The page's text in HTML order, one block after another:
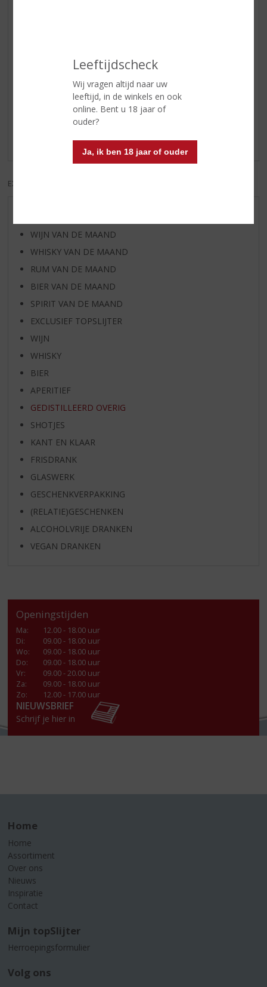
Leeftijdscheck
Wij vragen altijd naar uw
leeftijd, in de winkels en ook
online. Bent u 18 jaar of
ouder?
Ja, ik ben 18 jaar of ouder
Reviews
Schrijf een review
Er zijn nog geen reviews geplaatst voor dit product
EXCL. BTW
WIJN VAN DE MAAND
WHISKY VAN DE MAAND
RUM VAN DE MAAND
BIER VAN DE MAAND
SPIRIT VAN DE MAAND
EXCLUSIEF TOPSLIJTER
WIJN
WHISKY
BIER
APERITIEF
GEDISTILLEERD OVERIG
SHOTJES
KANT EN KLAAR
FRISDRANK
GLASWERK
GESCHENKVERPAKKING
(RELATIE)GESCHENKEN
ALCOHOLVRIJE DRANKEN
VEGAN DRANKEN
Openingstijden
Ma:
12.00 - 18.00 uur
Di:
09.00 - 18.00 uur
Wo:
09.00 - 18.00 uur
Do:
09.00 - 18.00 uur
Vr:
09.00 - 20.00 uur
Za:
09.00 - 18.00 uur
Zo:
12.00 - 17.00 uur
NIEUWSBRIEF
Schrijf je hier in
Home
Home
Assortiment
Over ons
Nieuws
Inspiratie
Contact
Mijn topSlijter
Herroepingsformulier
Volg ons